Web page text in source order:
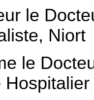
le
Niort
le